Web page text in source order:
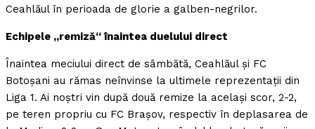
Ceahlăul în perioada de glorie a galben-negrilor.
Echipele „remiză“ înaintea duelului direct
Înaintea meciului direct de sâmbătă, Ceahlăul şi FC
Botoşani au rămas neînvinse la ultimele reprezentaţii din
Liga 1. Ai noştri vin după două remize la acelaşi scor, 2-2,
pe teren propriu cu FC Braşov, respectiv în deplasarea de